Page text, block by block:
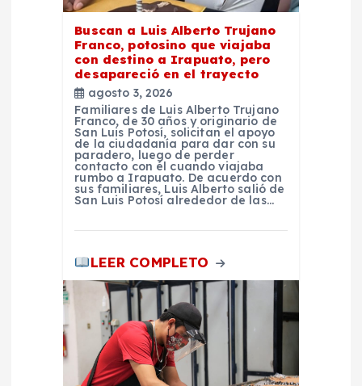
Buscan a Luis Alberto Trujano
Franco, potosino que viajaba
con destino a Irapuato, pero
desapareció en el trayecto
agosto 3, 2026
Familiares de Luis Alberto Trujano
Franco, de 30 años y originario de
San Luis Potosí, solicitan el apoyo
de la ciudadanía para dar con su
paradero, luego de perder
contacto con él cuando viajaba
rumbo a Irapuato. De acuerdo con
sus familiares, Luis Alberto salió de
San Luis Potosí alrededor de las…
LEER COMPLETO